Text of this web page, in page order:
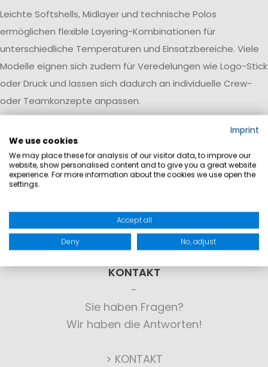
Leichte Softshells, Midlayer und technische Polos
ermöglichen flexible Layering-Kombinationen für
unterschiedliche Temperaturen und Einsatzbereiche. Viele
Modelle eignen sich zudem für Veredelungen wie Logo-Stick
oder Druck und lassen sich dadurch an individuelle Crew-
oder Teamkonzepte anpassen.
KONTAKT
Sie haben Fragen?
Wir haben die Antworten!
> KONTAKT
Imprint
We use cookies
We may place these for analysis of our visitor data, to improve our
website, show personalised content and to give you a great website
experience. For more information about the cookies we use open the
settings.
Accept all
Deny No, adjust